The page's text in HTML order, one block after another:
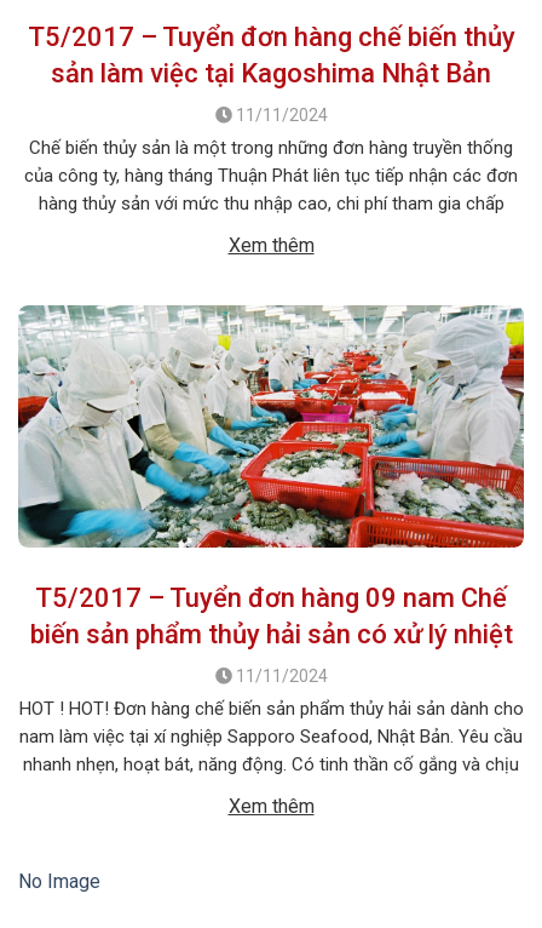
T5/2017 – Tuyển đơn hàng chế biến thủy
sản làm việc tại Kagoshima Nhật Bản
11/11/2024
Chế biến thủy sản là một trong những đơn hàng truyền thống
của công ty, hàng tháng Thuận Phát liên tục tiếp nhận các đơn
hàng thủy sản với mức thu nhập cao, chi phí tham gia chấp
Nhật Bản. 1. MÔ TẢ CÔNG VIỆC Tên […]
Xem thêm
T5/2017 – Tuyển đơn hàng 09 nam Chế
biến sản phẩm thủy hải sản có xử lý nhiệt
11/11/2024
HOT ! HOT! Đơn hàng chế biến sản phẩm thủy hải sản dành cho
nam làm việc tại xí nghiệp Sapporo Seafood, Nhật Bản. Yêu cầu
nhanh nhẹn, hoạt bát, năng động. Có tinh thần cố gắng và chịu
biến sản phẩm thủy […]
Xem thêm
No Image